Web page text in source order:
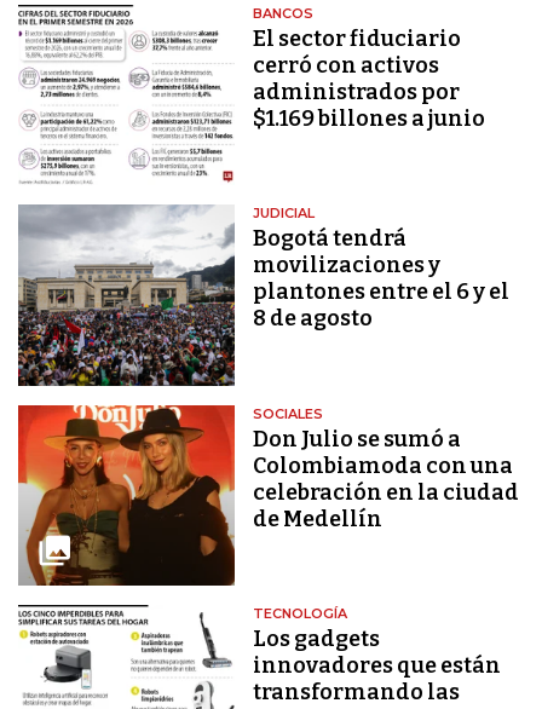
BANCOS
El sector fiduciario
cerró con activos
administrados por
$1.169 billones a junio
JUDICIAL
Bogotá tendrá
movilizaciones y
plantones entre el 6 y el
8 de agosto
SOCIALES
Don Julio se sumó a
Colombiamoda con una
celebración en la ciudad
de Medellín
TECNOLOGÍA
Los gadgets
innovadores que están
transformando las